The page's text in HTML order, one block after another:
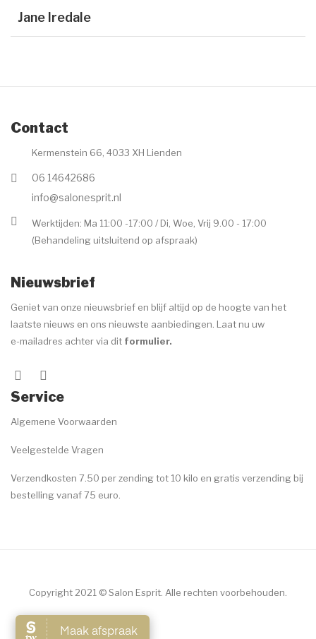
Jane Iredale
Contact
Kermenstein 66, 4033 XH Lienden
06 14642686
info@salonesprit.nl
Werktijden: Ma 11:00 -17:00 / Di, Woe, Vrij 9.00 - 17:00
(Behandeling uitsluitend op afspraak)
Nieuwsbrief
Geniet van onze nieuwsbrief en blijf altijd op de hoogte van het
laatste nieuws en ons nieuwste aanbiedingen. Laat nu uw
e-mailadres achter via dit formulier.
Service
Algemene Voorwaarden
Veelgestelde Vragen
Verzendkosten 7.50 per zending tot 10 kilo en gratis verzending bij
bestelling vanaf 75 euro.
Copyright 2021 © Salon Esprit. Alle rechten voorbehouden.